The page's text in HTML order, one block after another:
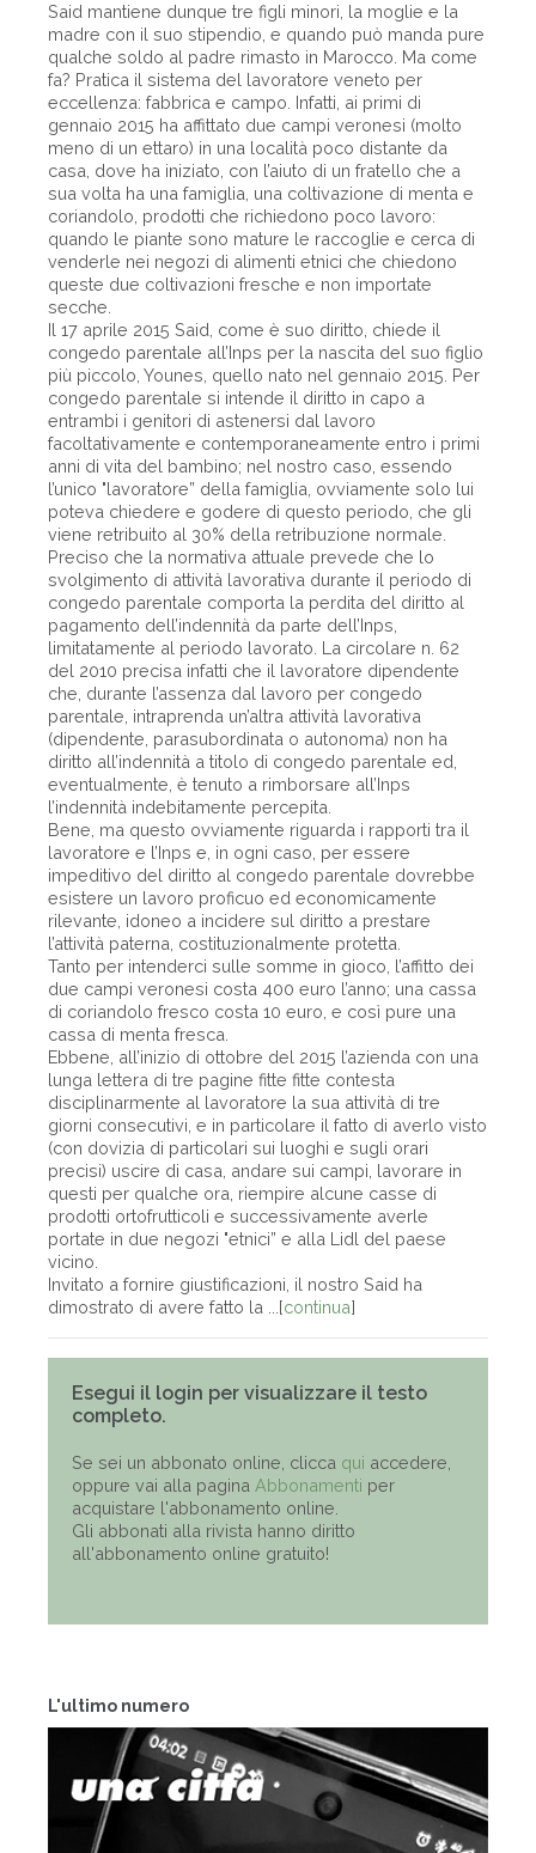
L'ultimo numero
Said mantiene dunque tre figli minori, la moglie e la
madre con il suo stipendio, e quando può manda pure
qualche soldo al padre rimasto in Marocco. Ma come
fa? Pratica il sistema del lavoratore veneto per
eccellenza: fabbrica e campo. Infatti, ai primi di
gennaio 2015 ha affittato due campi veronesi (molto
meno di un ettaro) in una località poco distante da
casa, dove ha iniziato, con l’aiuto di un fratello che a
sua volta ha una famiglia, una coltivazione di menta e
coriandolo, prodotti che richiedono poco lavoro:
quando le piante sono mature le raccoglie e cerca di
venderle nei negozi di alimenti etnici che chiedono
queste due coltivazioni fresche e non importate
secche.
Il 17 aprile 2015 Said, come è suo diritto, chiede il
congedo parentale all’Inps per la nascita del suo figlio
più piccolo, Younes, quello nato nel gennaio 2015. Per
congedo parentale si intende il diritto in capo a
entrambi i genitori di astenersi dal lavoro
facoltativamente e contemporaneamente entro i primi
anni di vita del bambino; nel nostro caso, essendo
l’unico "lavoratore” della famiglia, ovviamente solo lui
poteva chiedere e godere di questo periodo, che gli
viene retribuito al 30% della retribuzione normale.
Preciso che la normativa attuale prevede che lo
svolgimento di attività lavorativa durante il periodo di
congedo parentale comporta la perdita del diritto al
pagamento dell’indennità da parte dell’Inps,
limitatamente al periodo lavorato. La circolare n. 62
del 2010 precisa infatti che il lavoratore dipendente
che, durante l’assenza dal lavoro per congedo
parentale, intraprenda un’altra attività lavorativa
(dipendente, parasubordinata o autonoma) non ha
diritto all’indennità a titolo di congedo parentale ed,
eventualmente, è tenuto a rimborsare all’Inps
l’indennità indebitamente percepita.
Bene, ma questo ovviamente riguarda i rapporti tra il
lavoratore e l’Inps e, in ogni caso, per essere
impeditivo del diritto al congedo parentale dovrebbe
esistere un lavoro proficuo ed economicamente
rilevante, idoneo a incidere sul diritto a prestare
l’attività paterna, costituzionalmente protetta.
Tanto per intenderci sulle somme in gioco, l’affitto dei
due campi veronesi costa 400 euro l’anno; una cassa
di coriandolo fresco costa 10 euro, e così pure una
cassa di menta fresca.
Ebbene, all’inizio di ottobre del 2015 l’azienda con una
lunga lettera di tre pagine fitte fitte contesta
disciplinarmente al lavoratore la sua attività di tre
giorni consecutivi, e in particolare il fatto di averlo visto
(con dovizia di particolari sui luoghi e sugli orari
precisi) uscire di casa, andare sui campi, lavorare in
questi per qualche ora, riempire alcune casse di
prodotti ortofrutticoli e successivamente averle
portate in due negozi "etnici” e alla Lidl del paese
vicino.
Invitato a fornire giustificazioni, il nostro Said ha
dimostrato di avere fatto la ...[continua]
Esegui il login per visualizzare il testo
completo.
Se sei un abbonato online, clicca qui accedere,
oppure vai alla pagina Abbonamenti per
acquistare l'abbonamento online.
Gli abbonati alla rivista hanno diritto
all'abbonamento online gratuito!